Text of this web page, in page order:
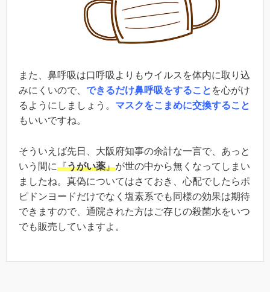
また、鼻呼吸は口呼吸よりもウイルスを体内に取り込
みにくいので、 できるだけ鼻呼吸をすること を心がけ
るようにしましょう。 マスクをこまめに交換すること
もいいですね。
そういえば先日、大阪府知事の余計な一言で、あっと
いう間に『うがい薬』が世の中から無くなってしまい
ましたね。真偽についてはさておき、心配でしたらポ
ピドンヨードだけでなく塩素系でも同様の効果は期待
できますので、通院された方はご存じの殺菌水をいつ
でも販売していますよ。